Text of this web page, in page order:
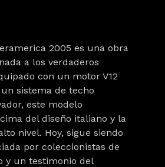
2005 es una obra
a los verdaderos
con un motor V12
sistema de techo
este modelo
del diseño italiano y la
nivel. Hoy, sigue siendo
por coleccionistas de
y un testimonio del